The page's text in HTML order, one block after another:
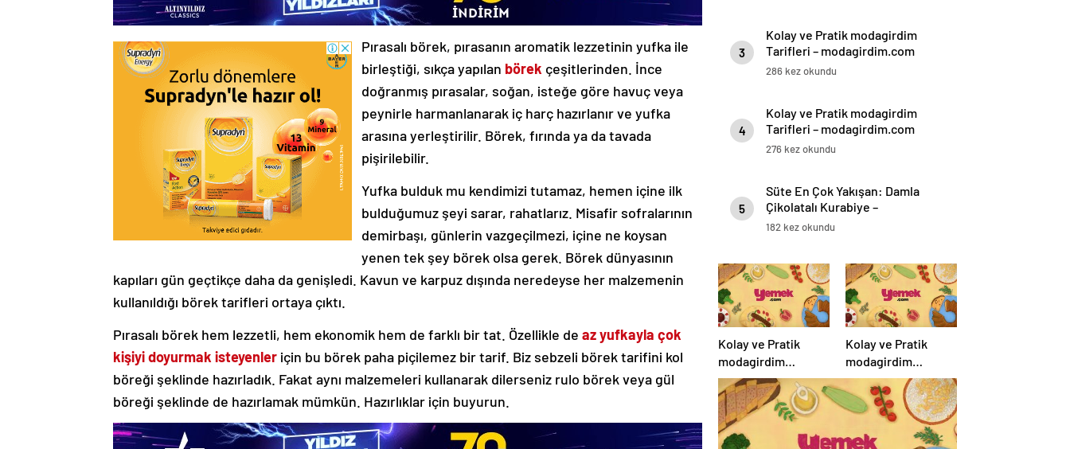
Pırasalı börek, pırasanın aromatik lezzetinin yufka ile
birleştiği, sıkça yapılan börek çeşitlerinden. İnce
doğranmış pırasalar, soğan, isteğe göre havuç veya
peynirle harmanlanarak iç harç hazırlanır ve yufka
arasına yerleştirilir. Börek, fırında ya da tavada
pişirilebilir.
Yufka bulduk mu kendimizi tutamaz, hemen içine ilk
bulduğumuz şeyi sarar, rahatlarız. Misafir sofralarının
demirbaşı, günlerin vazgeçilmezi, içine ne koysan
yenen tek şey börek olsa gerek. Börek dünyasının
kapıları gün geçtikçe daha da genişledi. Kavun ve karpuz dışında neredeyse her malzemenin
kullanıldığı börek tarifleri ortaya çıktı.
Pırasalı börek hem lezzetli, hem ekonomik hem de farklı bir tat. Özellikle de az yufkayla çok
kişiyi doyurmak isteyenler için bu börek paha piçilemez bir tarif. Biz sebzeli börek tarifini kol
böreği şeklinde hazırladık. Fakat aynı malzemeleri kullanarak dilerseniz rulo börek veya gül
böreği şeklinde de hazırlamak mümkün. Hazırlıklar için buyurun.
3
Kolay ve Pratik modagirdim
Tarifleri – modagirdim.com
286 kez okundu
4
Kolay ve Pratik modagirdim
Tarifleri – modagirdim.com
276 kez okundu
5
Süte En Çok Yakışan: Damla
Çikolatalı Kurabiye –
modagirdim.com
182 kez okundu
Kolay ve Pratik
modagirdim
Tarifleri –
modagirdim.com
Kolay ve Pratik
modagirdim
Tarifleri –
modagirdim.com